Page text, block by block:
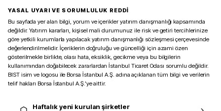
YASAL UYARI VE SORUMLULUK REDDİ
Bu sayfada yer alan bilgi, yorum ve içerikler yatırım danışmanlığı kapsamında
değildir. Yatırım kararları, kişisel mali durumunuz ile risk ve getiri tercihlerinize
göre yetkili kurumlarla yapılacak yatırım danışmanlığı sözleşmesi çerçevesinde
değerlendirilmelidir. İçeriklerin doğruluğu ve güncelliği için azami özen
gösterilmekle birlikte, olası hata, eksiklik, gecikme veya bu bilgilerin
kullanımından doğabilecek zararlardan İstanbul Ticaret Odası sorumlu değildir.
BIST isim ve logosu ile Borsa İstanbul A.Ş. adına açıklanan tüm bilgi ve verilerin
telif hakları Borsa İstanbul A.Ş.’ye aittir.
Haftalık yeni kurulan şirketler